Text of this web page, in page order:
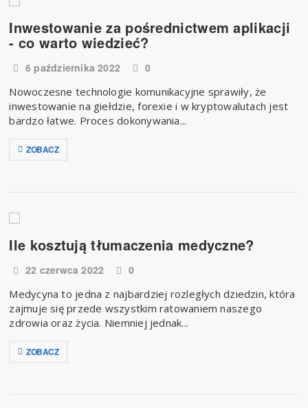
Inwestowanie za pośrednictwem aplikacji
- co warto wiedzieć?
6 października 2022
0
Nowoczesne technologie komunikacyjne sprawiły, że
inwestowanie na giełdzie, forexie i w kryptowalutach jest
bardzo łatwe. Proces dokonywania...
ZOBACZ
Ile kosztują tłumaczenia medyczne?
22 czerwca 2022
0
Medycyna to jedna z najbardziej rozległych dziedzin, która
zajmuje się przede wszystkim ratowaniem naszego
zdrowia oraz życia. Niemniej jednak...
ZOBACZ